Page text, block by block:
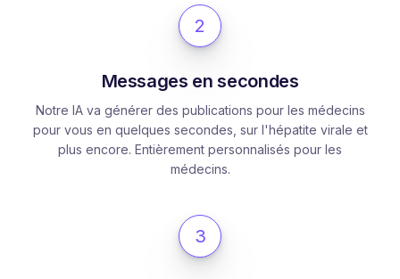
2
Messages en secondes
Notre IA va générer des publications pour les médecins
pour vous en quelques secondes, sur l'hépatite virale et
plus encore. Entièrement personnalisés pour les
médecins.
3